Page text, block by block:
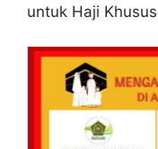
untuk Haji